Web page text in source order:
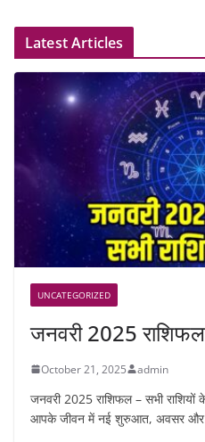
Latest Articles
UNCATEGORIZED
जनवरी 2025 राशिफल
October 21, 2025 admin
जनवरी 2025 राशिफल – सभी
आपके जीवन में नई शुरुआत, अवसर और